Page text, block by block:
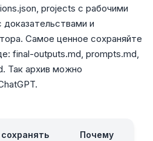
projects с рабочими
и
Самое ценное сохраняйте
final-outputs.md, prompts.md,
Так архив можно
Почему